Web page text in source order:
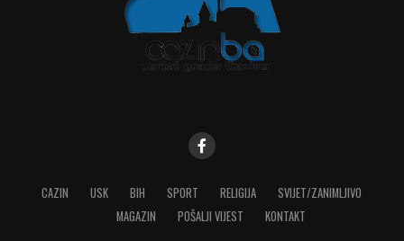
CAZIN USK BIH SPORT RELIGIJA
SVIJET/ZANIMLJIVO
MAGAZIN
POŠALJI VIJEST KONTAKT